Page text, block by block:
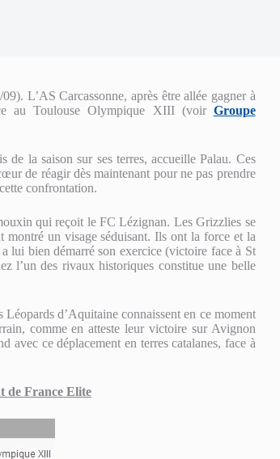
L’AS Carcassonne, après être allée gagner à
au Toulouse Olympique XIII (voir Groupe
la saison sur ses terres, accueille Palau. Ces
de réagir dès maintenant pour ne pas prendre
confrontation.
qui reçoit le FC Lézignan. Les Grizzlies se
un visage séduisant. Ils ont la force et la
lui bien démarré son exercice (victoire face à St
l’un des rivaux historiques constitue une belle
d’Aquitaine connaissent en ce moment
comme en atteste leur victoire sur Avignon
avec ce déplacement en terres catalanes, face à
de France Elite